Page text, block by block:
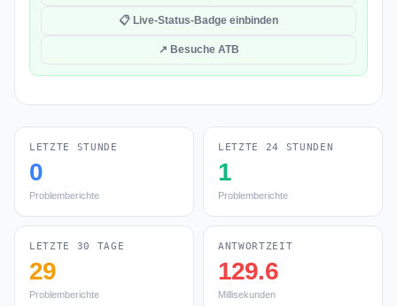
📋 Live-Status-Badge einbinden
↗ Besuche ATB
LETZTE STUNDE
0
Problemberichte
LETZTE 24 STUNDEN
1
Problemberichte
LETZTE 30 TAGE
29
Problemberichte
ANTWORTZEIT
129.6
Millisekunden